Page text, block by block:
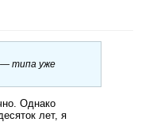
— типа уже
Однако
лет, я